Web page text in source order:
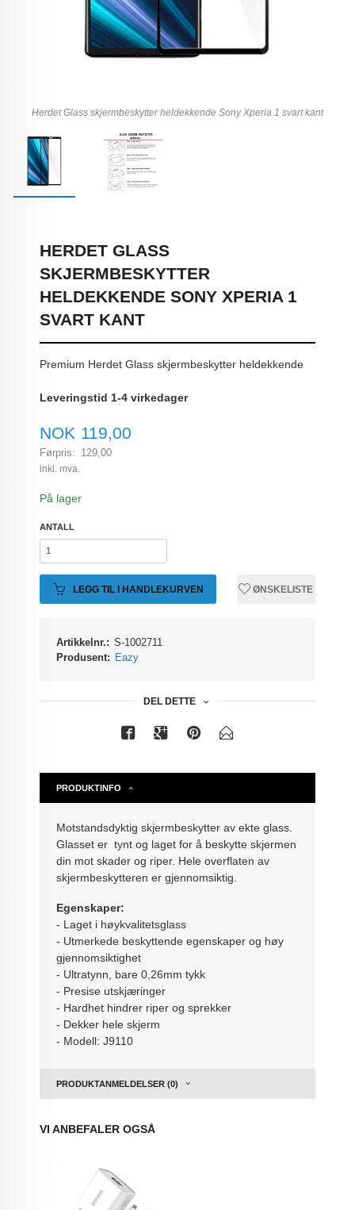
Herdet Glass skjermbeskytter heldekkende Sony Xperia 1 svart kant
HERDET GLASS
SKJERMBESKYTTER
HELDEKKENDE SONY XPERIA 1
SVART KANT
Premium Herdet Glass skjermbeskytter heldekkende
Leveringstid 1-4 virkedager
Tilbud
NOK 119,00
Førpris: 129,00
Rabatt
inkl. mva.
På lager
ANTALL
LEGG TIL I HANDLEKURVEN ØNSKELISTE
Artikkelnr.: S-1002711
Produsent: Eazy
DEL DETTE
PRODUKTINFO
Motstandsdyktig skjermbeskytter av ekte glass.
Glasset er tynt og laget for å beskytte skjermen
din mot skader og riper. Hele overflaten av
skjermbeskytteren er gjennomsiktig.
Egenskaper:
- Laget i høykvalitetsglass
- Utmerkede beskyttende egenskaper og høy
gjennomsiktighet
- Ultratynn, bare 0,26mm tykk
- Presise utskjæringer
- Hardhet hindrer riper og sprekker
- Dekker hele skjerm
- Modell: J9110
PRODUKTANMELDELSER (0)
VI ANBEFALER OGSÅ